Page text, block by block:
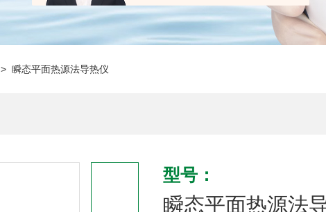
> 瞬态平面热源法导热仪
型号：
瞬态平面热源法